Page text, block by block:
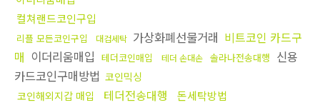
컬쳐랜드코인구입
리플 모든코인구입 대검세탁 가상화폐선물거래 비트코인 카드구
매 이더리움매입 테더코인매입 테더 손대손 솔라나전송대행 신용
카드코인구매방법 코인믹싱
코인해외지갑 매입
테더전송대행
돈세탁방법